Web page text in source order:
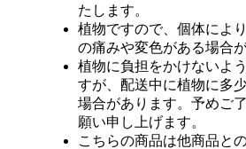
たします。
植物ですので、個体によ
の痛みや変色がある場合
植物に負担をかけないよ
すが、配送中に植物に多
場合があります。予めご
願い申し上げます。
こちらの商品は他商品と